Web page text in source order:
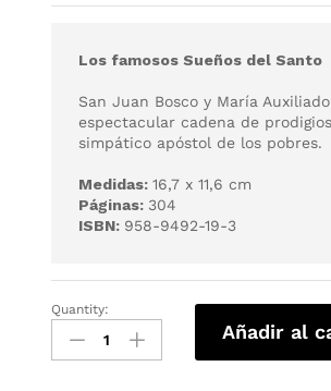
Los famosos Sueños del Santo
San Juan Bosco y María
espectacular cadena de
simpático apóstol de los pobres.
Medidas:16,7 x 11,6 cm
Páginas: 304
ISBN: 958-9492-19-3
Quantity:
Añadir al